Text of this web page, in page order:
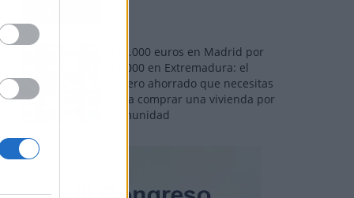
110.000 euros en Madrid por
31.000 en Extremadura: el
dinero ahorrado que necesitas
para comprar una vivienda por
comunidad